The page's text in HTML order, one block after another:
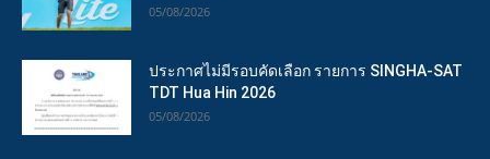
05/08/2026
ประกาศไม่มีรอบคัดเลือก รายการ SINGHA-SAT
TDT Hua Hin 2026
05/08/2026